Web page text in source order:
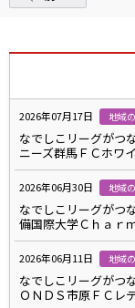
2026年07月17日 地域
なでしこリーグがつ
ニーズ群馬ＦＣホワ
2026年06月30日 地域
なでしこリーグがつ
備国際大学Ｃｈａｒ
2026年06月11日 地域
なでしこリーグがつ
ＯＮＤＳ市原ＦＣレ